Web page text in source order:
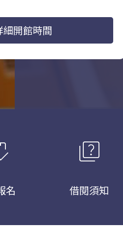
細開館時間
名
quiz
借閱須知